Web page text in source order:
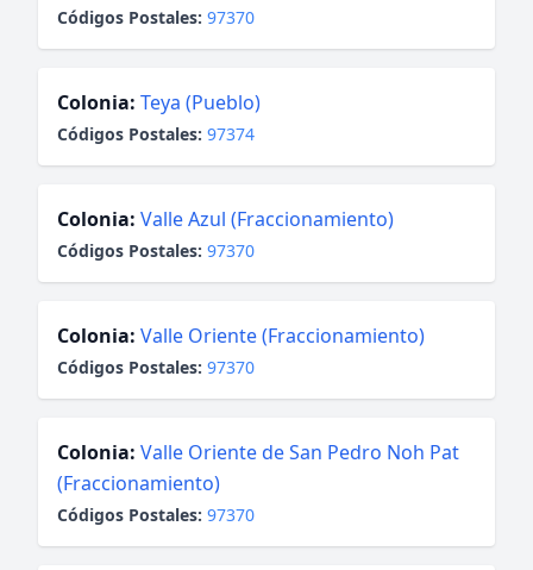
Códigos Postales: 97370
Colonia: Teya (Pueblo)
Códigos Postales: 97374
Colonia: Valle Azul (Fraccionamiento)
Códigos Postales: 97370
Colonia: Valle Oriente (Fraccionamiento)
Códigos Postales: 97370
Colonia: Valle Oriente de San Pedro Noh Pat
(Fraccionamiento)
Códigos Postales: 97370